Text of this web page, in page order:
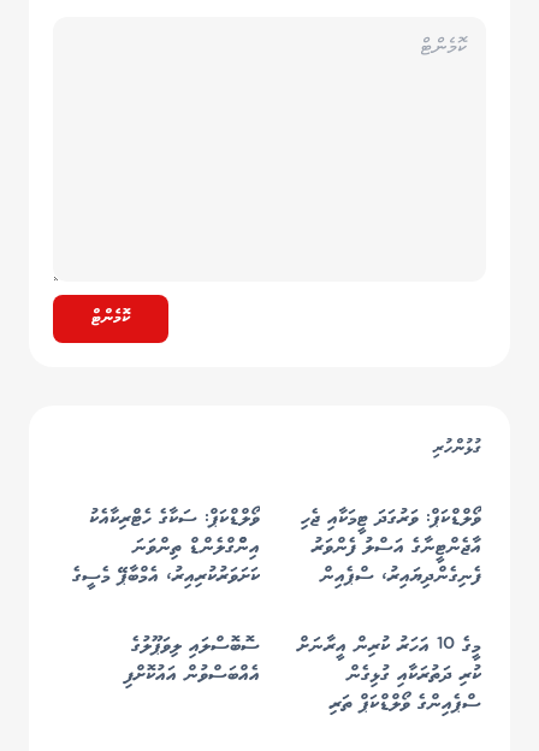
ކޮމެންޓް
ގުޅުންހުރި
ވޯލްޑްކަޕް: ވަރުގަދަ ޓީމަކާއި ޖެހި
އާޖެންޓީނާގެ އަސްލު ފެންވަރު
ފެނިގެންދިޔައިރު، ސްޕެއިން
ވޯލްޑްކަޕް: ސަކާގެ ހެޓްރިކާއެކު
އިންްގްލެންޑް ތިންވަނަ
ކަށަވަރުކުރިއިރު، އެމްބާޕޭ މެސީގެ
މީގެ 10 އަހަރު ކުރިން އީރާނަށް
ކުރި ދަތުރަކާއި ގުޅިގެން
ސްޕެއިންގެ ވޯލްޑްކަޕް ތަރި
ސޮބޮސްލައި ލިވަޕޫލުގެ
އެއްބަސްވުން އައުކޮށްފި